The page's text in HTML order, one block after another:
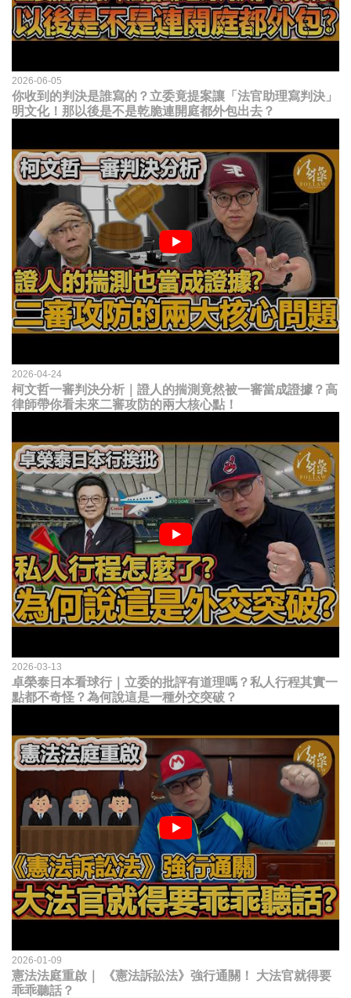
2026-06-05
你收到的判決是誰寫的？立委竟提案讓「法官助理寫判決」
明文化！那以後是不是乾脆連開庭都外包出去？
2026-04-24
柯文哲一審判決分析｜證人的揣測竟然被一審當成證據？高
律師帶你看未來二審攻防的兩大核心點！
2026-03-13
卓榮泰日本看球行｜立委的批評有道理嗎？私人行程其實一
點都不奇怪？為何說這是一種外交突破？
2026-01-09
憲法法庭重啟｜ 《憲法訴訟法》強行通關！ 大法官就得要
乖乖聽話？